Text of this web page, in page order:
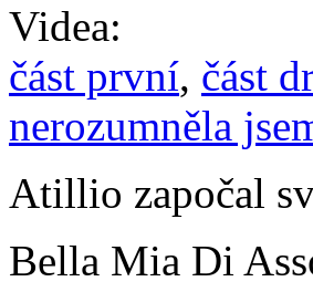
Videa:
část první, část
nerozumněla
Atillio započal
Bella Mia Di